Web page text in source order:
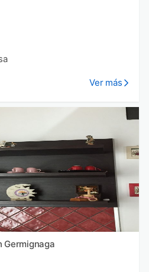
Ver más
Germignaga